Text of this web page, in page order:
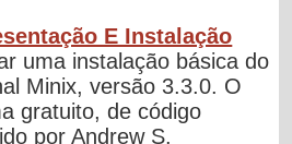
E Instalação
uma instalação básica do
Minix, versão 3.3.0. O
gratuito, de código
por Andrew S.